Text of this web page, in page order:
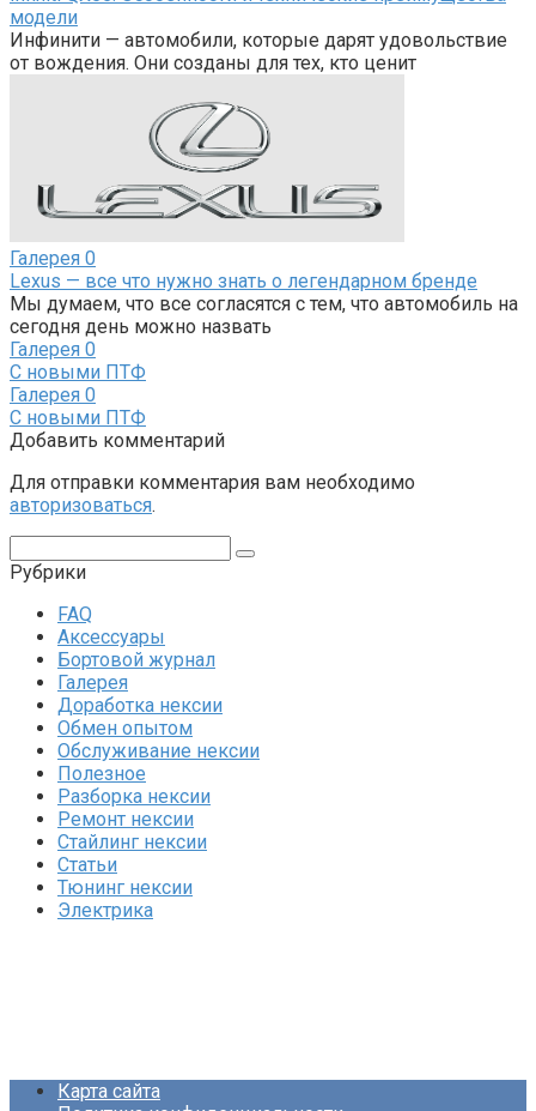
модели
Инфинити — автомобили, которые дарят удовольствие
от вождения. Они созданы для тех, кто ценит
Галерея 0
Lexus — все что нужно знать о легендарном бренде
Мы думаем, что все согласятся с тем, что автомобиль на
сегодня день можно назвать
Галерея 0
С новыми ПТФ
Галерея 0
С новыми ПТФ
Добавить комментарий
Для отправки комментария вам необходимо
авторизоваться.
Рубрики
FAQ
Аксессуары
Бортовой журнал
Галерея
Доработка нексии
Обмен опытом
Обслуживание нексии
Полезное
Разборка нексии
Ремонт нексии
Стайлинг нексии
Статьи
Тюнинг нексии
Электрика
Карта сайта